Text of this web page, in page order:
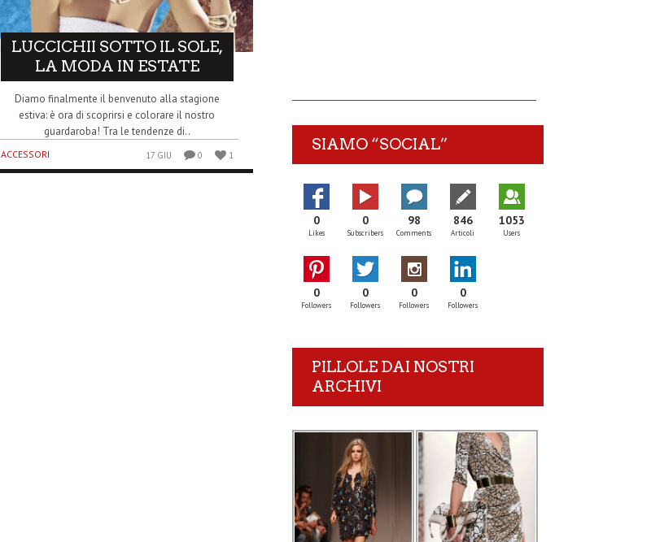
LUCCICHII SOTTO IL SOLE,
LA MODA IN ESTATE
Diamo finalmente il benvenuto alla stagione
estiva: è ora di scoprirsi e colorare il nostro
guardaroba! Tra le tendenze di..
ACCESSORI 17 GIU 0 1
SIAMO “SOCIAL”
0
Likes
0
Subscribers
98
Comments
846
Articoli
1053
Users
0
Followers
0
Followers
0
Followers
0
Followers
PILLOLE DAI NOSTRI
ARCHIVI